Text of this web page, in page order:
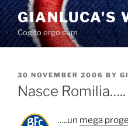
Skip
to
content
GIANLUCA'S
Cogito ergo sum
POSTED
ON
30 NOVEMBER 2006 BY
Nasce Romilia…..
…..un mega